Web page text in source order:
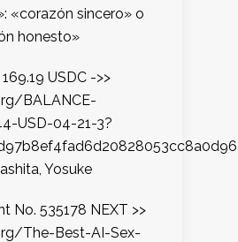
«corazón sincero» o
honesto»
USDC ->>
BALANCE-
USD-04-21-3?
Yosuke
No. 535178 NEXT >>
The-Best-AI-Sex-